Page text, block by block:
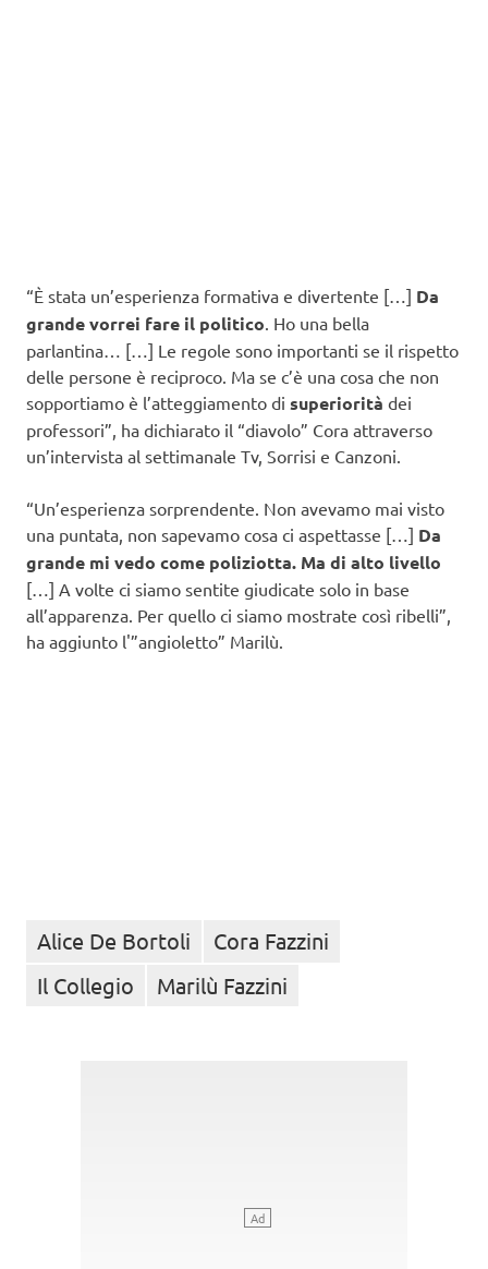
“È stata un’esperienza formativa e divertente […] Da
grande vorrei fare il politico . Ho una bella
parlantina… […] Le regole sono importanti se il rispetto
delle persone è reciproco. Ma se c’è una cosa che non
sopportiamo è l’atteggiamento di superiorità dei
professori”, ha dichiarato il “diavolo” Cora attraverso
un’intervista al settimanale Tv, Sorrisi e Canzoni.
“Un’esperienza sorprendente. Non avevamo mai visto
una puntata, non sapevamo cosa ci aspettasse […] Da
grande mi vedo come poliziotta. Ma di alto livello
[…] A volte ci siamo sentite giudicate solo in base
all’apparenza. Per quello ci siamo mostrate così ribelli”,
ha aggiunto l'”angioletto” Marilù.
Alice De Bortoli
Cora Fazzini
Il Collegio
Marilù Fazzini